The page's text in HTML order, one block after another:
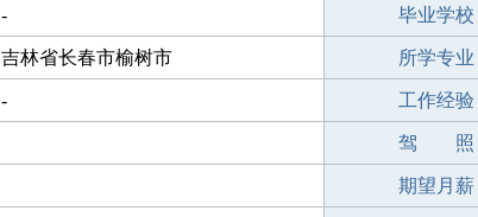
- 毕业学校
吉林省长春市榆树市 所学专业
- 工作经验
驾 照
期望月薪